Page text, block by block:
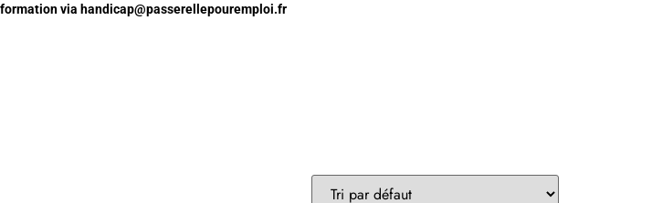
formation viahandicap@passerellepouremploi.fr